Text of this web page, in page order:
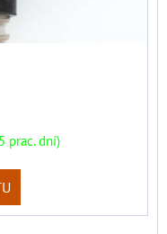
prac. dní)